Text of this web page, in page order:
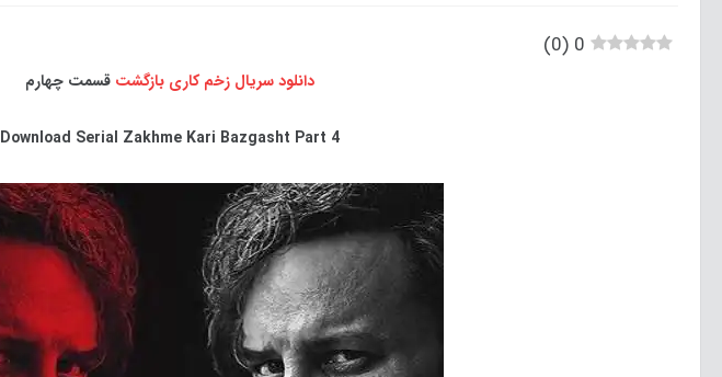
0
(
0
)
دانلود سریال زخم کاری بازگشت قسمت چهارم
Download Serial Zakhme Kari Bazgasht Part 4